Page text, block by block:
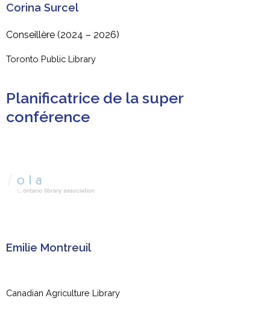
Corina Surcel
Conseillère (2024 – 2026)
Toronto Public Library
Planificatrice de la super
conférence
Emilie Montreuil
Canadian Agriculture Library